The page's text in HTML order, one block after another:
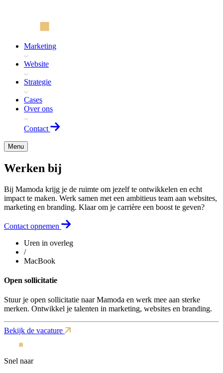
Marketing
Website
Strategie
Cases
Over ons
Contact
Menu
Werken bij
Bij Mamoda krijg je de ruimte om jezelf te ontwikkelen en echt
impact te maken. Werk samen met een ambitieus team aan websites,
marketing en branding. Klaar om je carrière een boost te geven?
Contact opnemen
Uren in overleg
/
MacBook
Open sollicitatie
Stuur je open sollicitatie naar Mamoda en werk mee aan sterke
merken. Ontwikkel je talenten in marketing, websites en branding.
Bekijk de vacature
Snel naar